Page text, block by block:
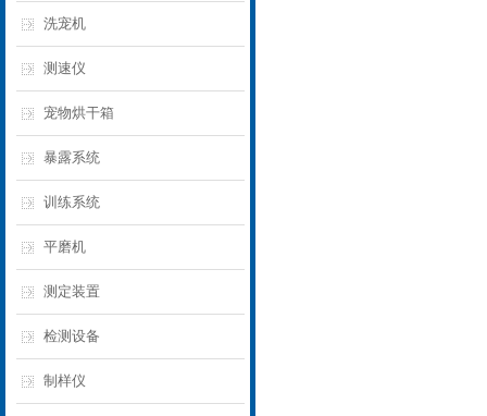
洗宠机
测速仪
宠物烘干箱
暴露系统
训练系统
平磨机
测定装置
检测设备
制样仪